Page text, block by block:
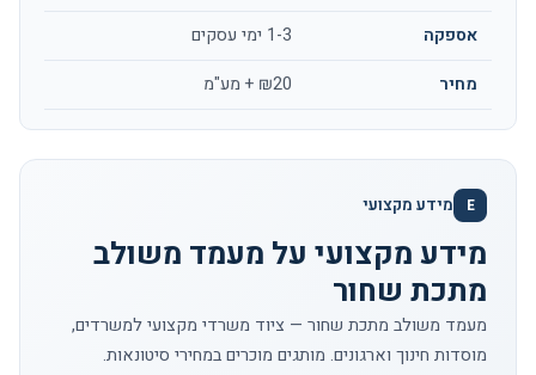
אספקה
1-3 ימי עסקים
מחיר
₪20 + מע"מ
E מידע מקצועי
מידע מקצועי על מעמד משולב
מתכת שחור
מעמד משולב מתכת שחור — ציוד משרדי מקצועי למשרדים,
מוסדות חינוך וארגונים. מותגים מוכרים במחירי סיטונאות.